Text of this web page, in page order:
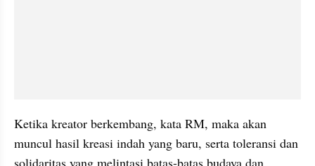
Ketika kreator berkembang, kata RM, maka akan
muncul hasil kreasi indah yang baru, serta toleransi dan
solidaritas yang melintasi batas-batas budaya dan